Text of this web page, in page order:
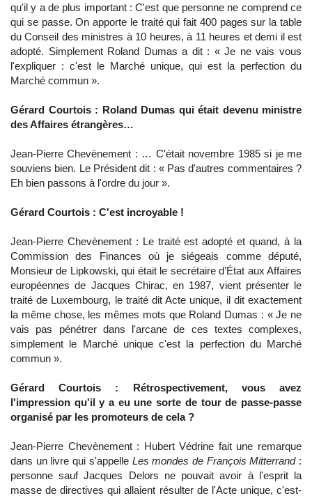
qu'il y a de plus important : C'est que personne ne comprend ce
qui se passe. On apporte le traité qui fait 400 pages sur la table
du Conseil des ministres à 10 heures, à 11 heures et demi il est
adopté. Simplement Roland Dumas a dit : « Je ne vais vous
l'expliquer : c'est le Marché unique, qui est la perfection du
Marché commun ».
Gérard Courtois : Roland Dumas qui était devenu ministre
des Affaires étrangères…
Jean-Pierre Chevènement : … C'était novembre 1985 si je me
souviens bien. Le Président dit : « Pas d'autres commentaires ?
Eh bien passons à l'ordre du jour ».
Gérard Courtois : C'est incroyable !
Jean-Pierre Chevènement : Le traité est adopté et quand, à la
Commission des Finances où je siégeais comme député,
Monsieur de Lipkowski, qui était le secrétaire d’État aux Affaires
européennes de Jacques Chirac, en 1987, vient présenter le
traité de Luxembourg, le traité dit Acte unique, il dit exactement
la même chose, les mêmes mots que Roland Dumas : « Je ne
vais pas pénétrer dans l'arcane de ces textes complexes,
simplement le Marché unique c'est la perfection du Marché
commun ».
Gérard Courtois : Rétrospectivement, vous avez
l'impression qu'il y a eu une sorte de tour de passe-passe
organisé par les promoteurs de cela ?
Jean-Pierre Chevènement : Hubert Védrine fait une remarque
dans un livre qui s'appelle Les mondes de François Mitterrand:
personne sauf Jacques Delors ne pouvait avoir à l'esprit la
masse de directives qui allaient résulter de l'Acte unique, c'est-